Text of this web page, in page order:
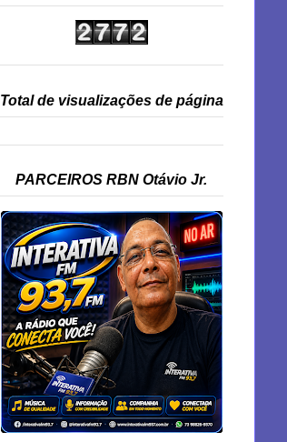
Total de visualizações de página
PARCEIROS RBN Otávio Jr.